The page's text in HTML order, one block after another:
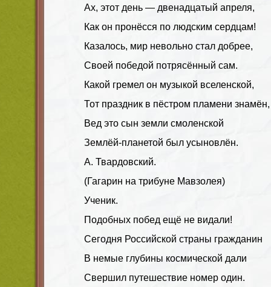
Ах, этот день — двенадцатый апреля,
Как он пронёсся по людским сердцам!
Казалось, мир невольно стал добрее,
Своей победой потрясённый сам.
Какой гремел он музыкой вселенской,
Тот праздник в пёстром пламени знамён,
Вед это сын земли смоленской
Землёй-планетой был усыновлён.
А. Твардовский.
(Гагарин на трибуне Мавзолея)
Ученик.
Подобных побед ещё не видали!
Сегодня Российской страны гражданин
В немые глубины космической дали
Свершил путешествие номер один.